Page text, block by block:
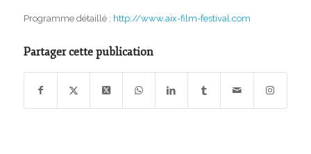
Programme détaillé : http://www.aix-film-festival.com
Partager cette publication